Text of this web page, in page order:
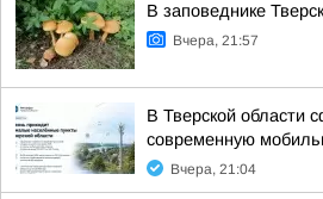
В заповеднике
Вчера, 21:57
В Тверской области
современную
Вчера, 21:04